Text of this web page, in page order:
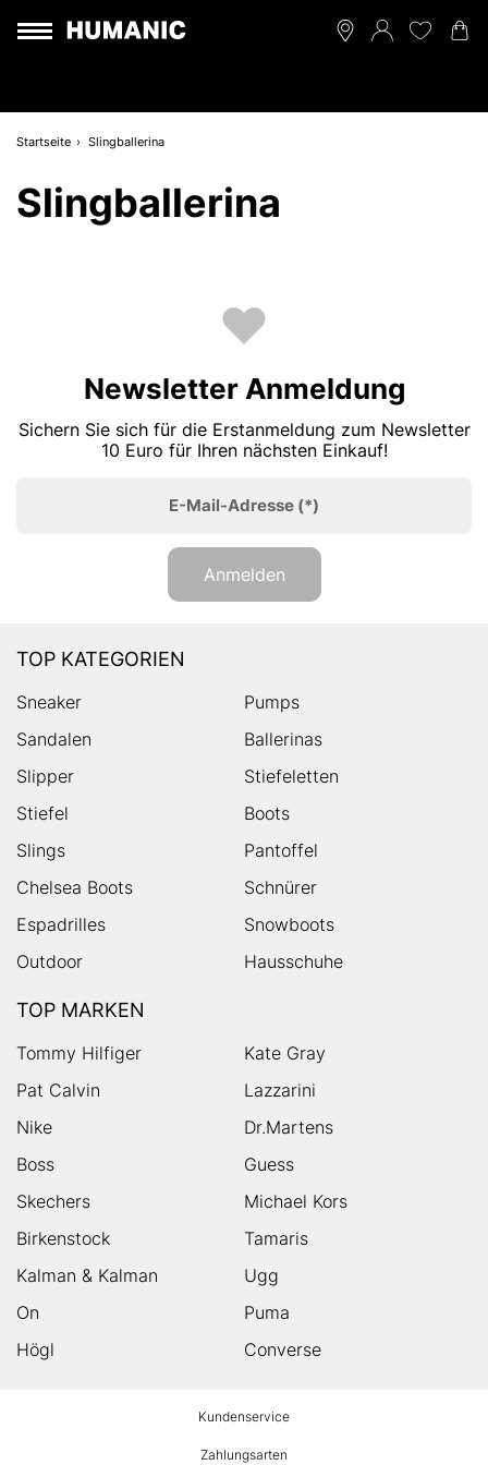
Startseite Slingballerina
Slingballerina
Newsletter Anmeldung
Sichern Sie sich für die Erstanmeldung zum Newsletter
10 Euro für Ihren nächsten Einkauf!
E-Mail-Adresse (*)
Anmelden
TOP KATEGORIEN
Sneaker
Pumps
Sandalen
Ballerinas
Slipper
Stiefeletten
Stiefel
Boots
Slings
Pantoffel
Chelsea Boots
Schnürer
Espadrilles
Snowboots
Outdoor
Hausschuhe
TOP MARKEN
Tommy Hilfiger
Kate Gray
Pat Calvin
Lazzarini
Nike
Dr.Martens
Boss
Guess
Skechers
Michael Kors
Birkenstock
Tamaris
Kalman & Kalman
Ugg
On
Puma
Högl
Converse
Kundenservice
Zahlungsarten